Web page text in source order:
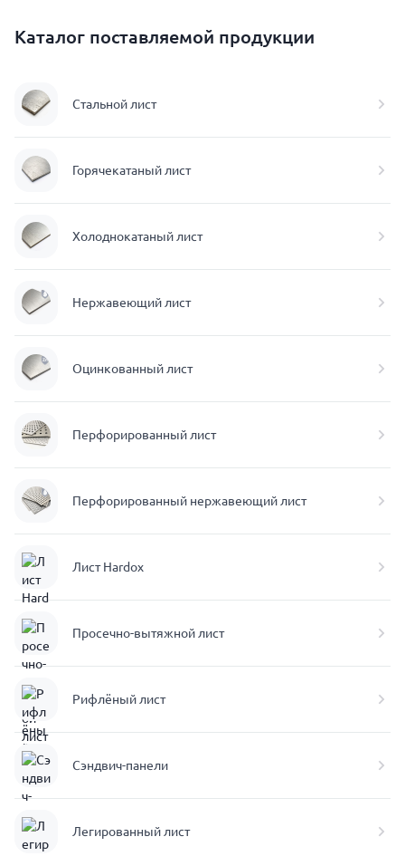
Каталог поставляемой продукции
Стальной лист
Горячекатаный лист
Холоднокатаный лист
Нержавеющий лист
Оцинкованный лист
Перфорированный лист
Перфорированный нержавеющий лист
Лист Hardox
Просечно-вытяжной лист
Рифлёный лист
Сэндвич-панели
Легированный лист